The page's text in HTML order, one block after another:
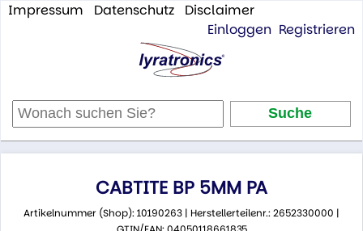
Impressum Datenschutz
Disclaimer
Einloggen Registrieren
CABTITE BP 5MM PA
Artikelnummer (Shop): 10190263 | Herstellerteilenr.: 2652330000 |